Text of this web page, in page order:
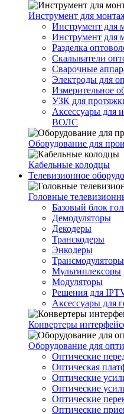
Инструмент для
Инструмент для
Инструмент для
Разделка
Скалыватели
Сварочные
Электроды для
Измерительное
УЗК для
Аксессуары для
ВОЛС
Оборудование для
Кабельные колодцы
Телевизионное
Головные
Базовый блок
Демодуляторы
Декодеры
Транскодеры
Энкодеры
Трансмодуляторы
Мультиплексоры
Модуляторы
Решения для
Аксессуары для
Конвертеры
Оборудование для
Оптические
Оптическая
Оптические
Оптические
Оптические
Оптические